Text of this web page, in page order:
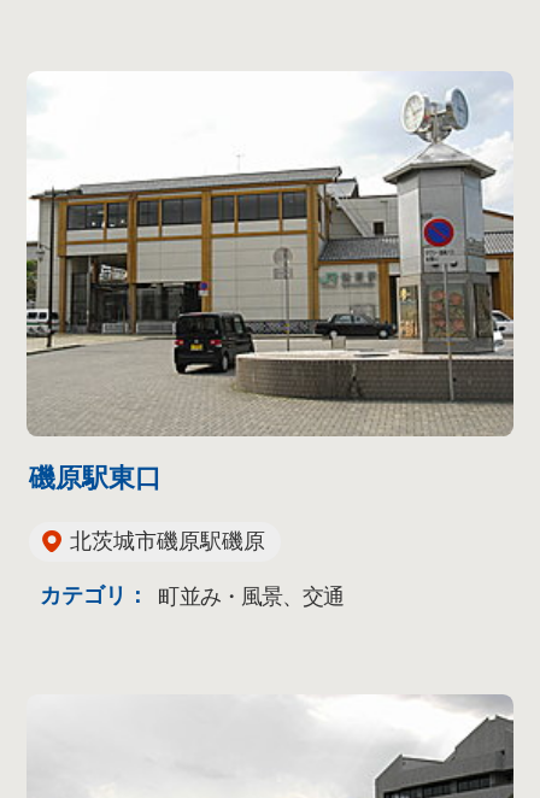
磯原駅東口
北茨城市磯原駅磯原
カテゴリ： 町並み・風景、交通